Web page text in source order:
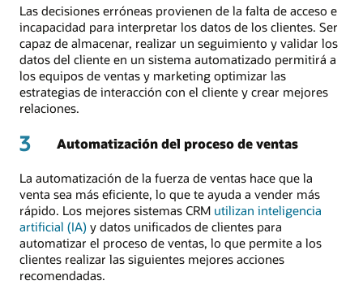
Las decisiones erróneas provienen de la falta de acceso e
incapacidad para interpretar los datos de los clientes. Ser
capaz de almacenar, realizar un seguimiento y validar los
datos del cliente en un sistema automatizado permitirá a
los equipos de ventas y marketing optimizar las
estrategias de interacción con el cliente y crear mejores
relaciones.
3 Automatización del proceso de ventas
La automatización de la fuerza de ventas hace que la
venta sea más eficiente, lo que te ayuda a vender más
rápido. Los mejores sistemas CRM utilizan inteligencia
artificial (IA) y datos unificados de clientes para
automatizar el proceso de ventas, lo que permite a los
clientes realizar las siguientes mejores acciones
recomendadas.